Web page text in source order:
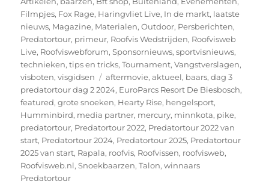
Filmpjes, Fox Rage, Haringvliet Live, In de markt, laatste
nieuws, Magazine, Materialen,Outdoor, Persberichten,
Predatortour, primeur, Roofvis Wedstrijden, Roofvisweb
Live, Roofviswebforum,Sponsornieuws,sportvisnieuws,
technieken,tips en tricks,Tournament,Vangstverslagen,
visboten,visgidsen Tags
aftermovie,aktueel, baars,dag 3
predatortour dag 2 2024, EuroParcs Resort De Biesbosch,
featured,grote snoeken, Hearty Rise, hengelsport,
Humminbird, media partner, mercury, minnkota, pike,
predatortour, Predatortour 2022, Predatortour 2022 van
start, Predatortour 2024, Predatortour 2025, Predatortour
2025 van start, Rapala, roofvis, Roofvissen, roofvisweb,
Roofvisweb.nl,Snoekbaarzen,Talon,winnaars
Predatortour